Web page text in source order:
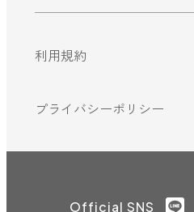
利用規約
プライバシーポリシー
Official SNS